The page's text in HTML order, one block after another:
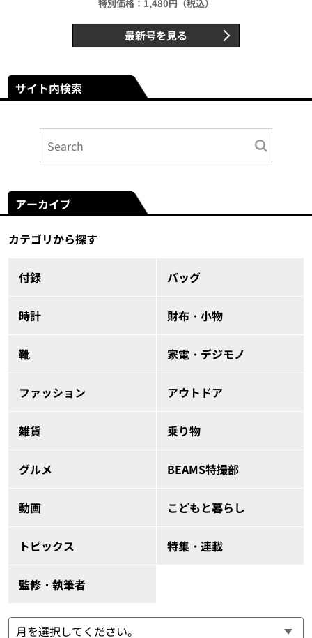
特別価格：1,480円（税込）
最新号を見る
サイト内検索
アーカイブ
カテゴリから探す
付録 バッグ
時計 財布・小物
靴 家電・デジモノ
ファッション アウトドア
雑貨 乗り物
グルメ BEAMS特撮部
動画 こどもと暮らし
トピックス 特集・連載
監修・執筆者